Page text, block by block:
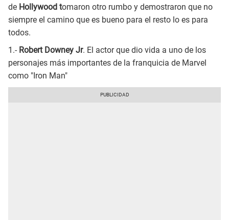
de Hollywood tomaron otro rumbo y demostraron que no
siempre el camino que es bueno para el resto lo es para
todos.
1.- Robert Downey Jr. El actor que dio vida a uno de los
personajes más importantes de la franquicia de Marvel
como "Iron Man"